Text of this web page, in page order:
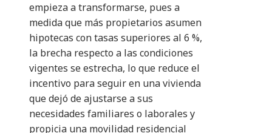
empieza a transformarse, pues a
medida que más propietarios asumen
hipotecas con tasas superiores al 6 %,
la brecha respecto a las condiciones
vigentes se estrecha, lo que reduce el
incentivo para seguir en una vivienda
que dejó de ajustarse a sus
necesidades familiares o laborales y
propicia una movilidad residencial